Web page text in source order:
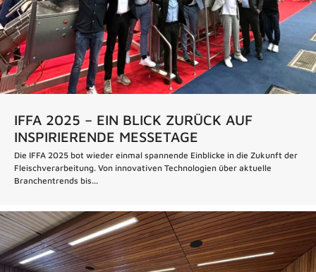
IFFA 2025 – EIN BLICK ZURÜCK AUF
INSPIRIERENDE MESSETAGE
Die IFFA 2025 bot wieder einmal spannende Einblicke in die Zukunft der
Fleischverarbeitung. Von innovativen Technologien über aktuelle
Branchentrends bis...